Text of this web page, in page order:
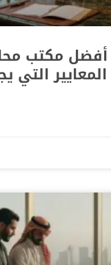
أفضل مكتب
التي